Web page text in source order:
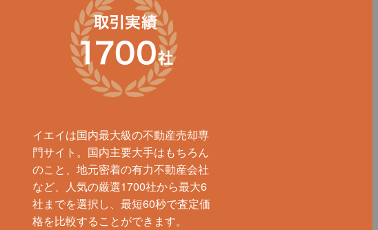
イエイは国内最大級の不動産売却専
門サイト。国内主要大手はもちろん
のこと、地元密着の有力不動産会社
など、人気の厳選1700社から最大6
社までを選択し、最短60秒で査定価
格を比較することができます。